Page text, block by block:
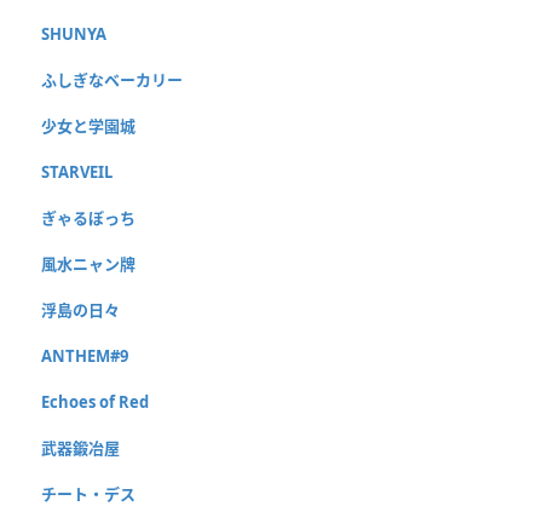
SHUNYA
ふしぎなベーカリー
少女と学園城
STARVEIL
ぎゃるぼっち
風水ニャン牌
浮島の日々
ANTHEM#9
Echoes of Red
武器鍛冶屋
チート・デス